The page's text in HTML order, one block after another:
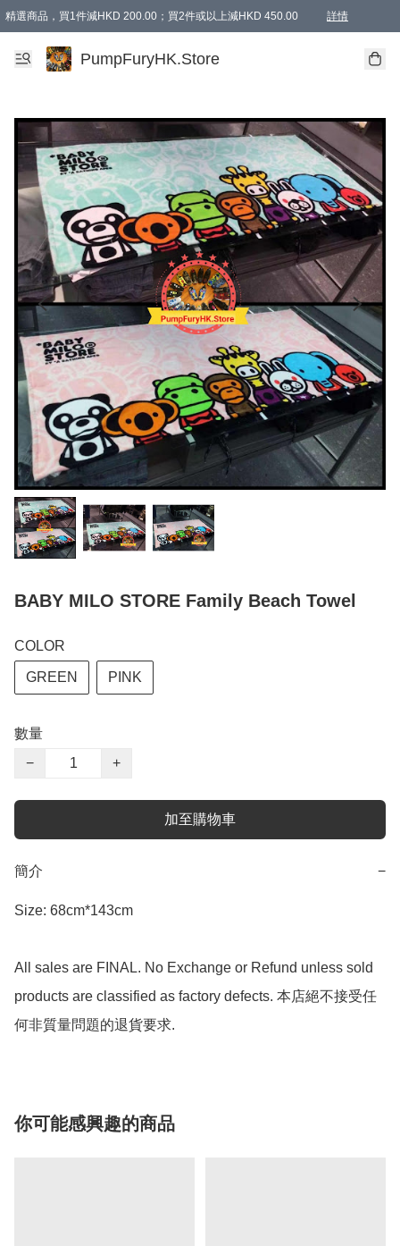
精選商品，買1件減HKD 200.00；買2件或以上減HKD 450.00 詳情
AAPE商品,會員專享9折或以上（按會員等級）AAPE products, members can
精選商品，任選買2件或以上減HKD 100.00
購物滿 HKD 800.00即享免運費優惠！（適用於 特定的送貨方式 )
PumpFuryHK.Store
BABY MILO STORE Family Beach Towel
COLOR
GREEN PINK
數量
−
+
加至購物車
簡介 −
Size: 68cm*143cm
All sales are FINAL. No Exchange or Refund unless sold
products are classified as factory defects. 本店絕不接受任
何非質量問題的退貨要求.
你可能感興趣的商品